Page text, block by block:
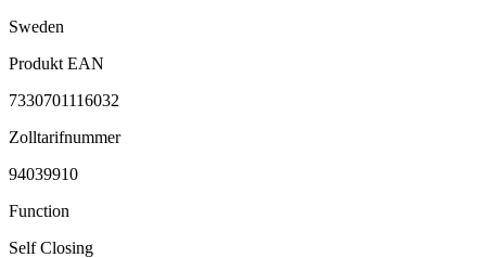
Sweden
Produkt EAN
7330701116032
Zolltarifnummer
94039910
Function
Self Closing